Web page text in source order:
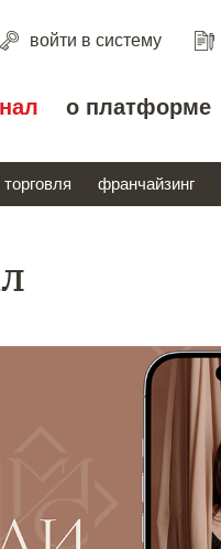
войти в систему
о платформе
франчайзинг